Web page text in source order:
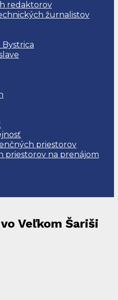
redaktorov
žurnalistov
Bystrica
priestorov
priestorov na prenájom
Veľkom Šariši